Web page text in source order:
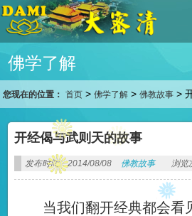
佛学了解
您现在的位置： 首页 >佛学了解 >佛教故事 >
开经偈与武则天的故事
发布时间：2014/08/08 佛教故事 浏览
当我们翻开经典都会看